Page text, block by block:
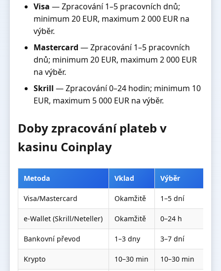
Visa — Zpracování 1–5 pracovních dnů;
minimum 20 EUR, maximum 2 000 EUR na
výběr.
Mastercard — Zpracování 1–5 pracovních
dnů; minimum 20 EUR, maximum 2 000 EUR
na výběr.
Skrill — Zpracování 0–24 hodin; minimum 10
EUR, maximum 5 000 EUR na výběr.
Doby zpracování plateb v
kasinu Coinplay
Metoda Vklad Výběr
Visa/Mastercard Okamžitě 1–5 dní
e-Wallet (Skrill/Neteller) Okamžitě 0–24 h
Bankovní převod 1–3 dny 3–7 dní
Krypto 10–30 min 10–30 min